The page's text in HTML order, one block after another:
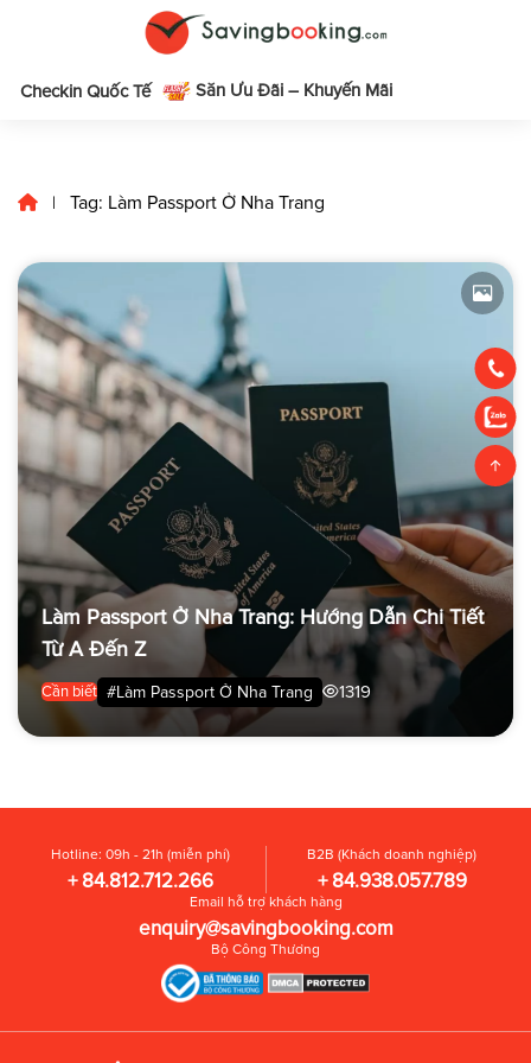
Checkin Quốc Tế Săn Ưu Đãi – Khuyến Mãi
| Tag: Làm Passport Ở Nha Trang
Làm Passport Ở Nha Trang: Hướng Dẫn Chi Tiết
Từ A Đến Z
Cần biết #Làm Passport Ở Nha Trang 1319
Hotline: 09h - 21h (miễn phí)
+ 84.812.712.266
B2B (Khách doanh nghiệp)
+ 84.938.057.789
Email hỗ trợ khách hàng
enquiry@savingbooking.com
Bộ Công Thương